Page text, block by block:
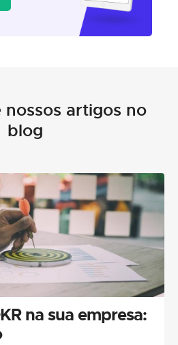
artigos no
blog
na sua empresa: